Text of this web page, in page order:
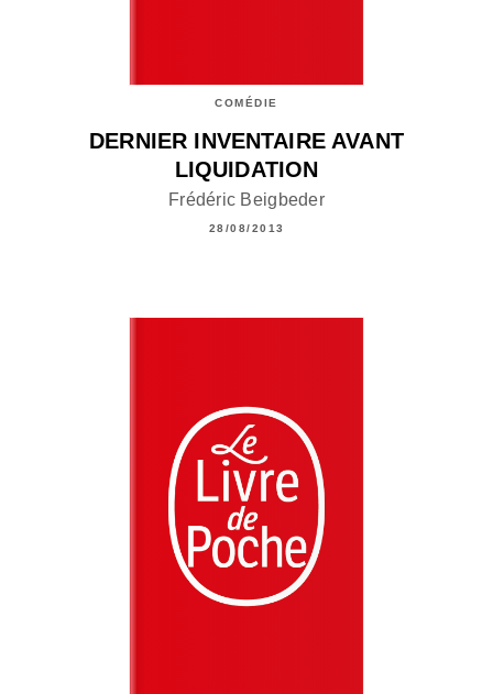
COMÉDIE
DERNIER INVENTAIRE AVANT
LIQUIDATION
Frédéric Beigbeder
28/08/2013